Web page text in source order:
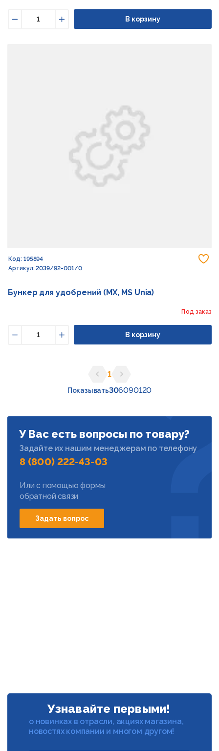
Увеличить
В корзину
Код: 195894
Артикул: 2039/92-001/0
Бункер для удобрений (MX, MS Unia)
Под заказ
Увеличить
В корзину
Предыдущая страница
1
Следующая страница
Показывать306090120
У Вас есть вопросы по товару?
Задайте их нашим менеджерам по телефону
8 (800) 222-43-03
Или с помощью формы
обратной связи
Задать вопрос
Узнавайте первыми!
о новинках в отрасли, акциях магазина,
новостях компании и многом другом!